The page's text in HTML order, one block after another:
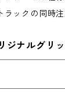
ラックの同時
ジナルグリ